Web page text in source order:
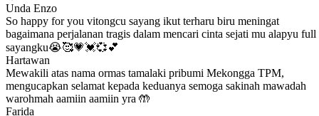
Unda Enzo
So happy for you vitongcu sayang ikut terharu biru meningat
bagaimana perjalanan tragis dalam mencari cinta sejati mu alapyu full
sayangku😭🥰💗💓💞💕
Hartawan
Mewakili atas nama ormas tamalaki pribumi Mekongga TPM,
mengucapkan selamat kepada keduanya semoga sakinah mawadah
warohmah aamiin aamiin yra 🤲
Farida